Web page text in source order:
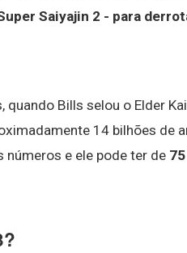
Saiyajin 2 - para
Bills selou o Elder
14 bilhões de
números e ele pode ter de